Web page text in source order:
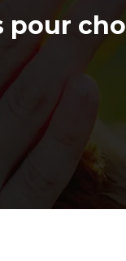
pour